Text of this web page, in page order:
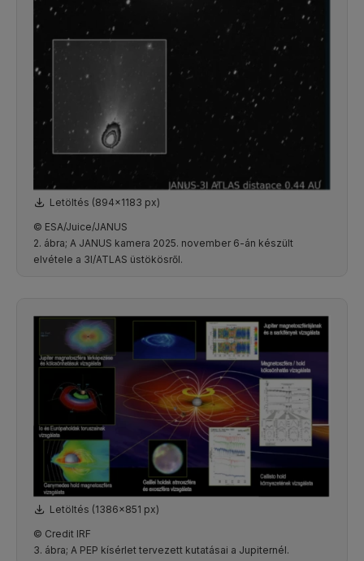
Letöltés (894x1183 px)
© ESA/Juice/JANUS
2. ábra; A JANUS kamera 2025. november 6-án készült
elvétele a 3I/ATLAS üstökösről.
Letöltés (1386x851 px)
© Credit IRF
3. ábra; A PEP kísérlet tervezett kutatásai a Jupiternél.